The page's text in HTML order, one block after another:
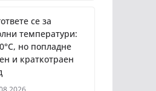
се за
температури:
но попладне
и краткотраен